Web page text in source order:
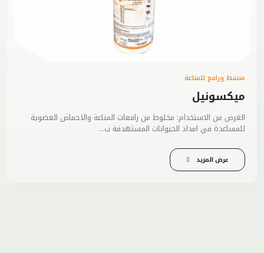
ورافع للمناعة
من الاستخدام: مخلوط من رافعات المناعة والاحماض العضوية
في امداد الحيوانات المستهدفة ب...
عرض المزيد